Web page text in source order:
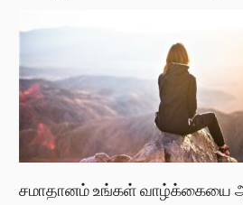
சமாதானம் உங்கள் வாழ்க்கையை